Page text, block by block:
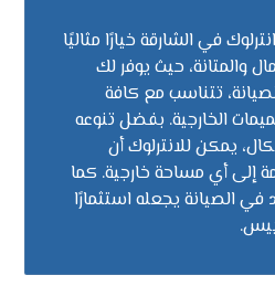
في الشارقة خيارًا مثاليًا
والمتانة، حيث يوفر لك
تتناسب مع كافة
الخارجية. بفضل تنوعه
يمكن للانترلوك أن
إلى أي مساحة خارجية. كما
في الصيانة يجعله استثمارًا